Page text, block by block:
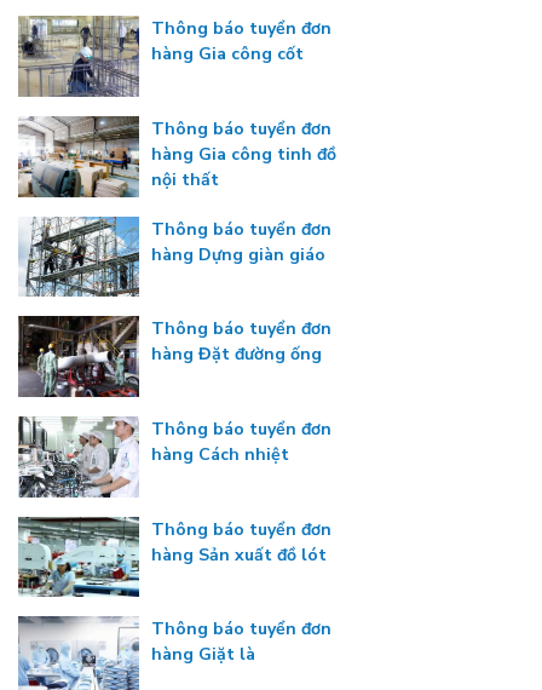
Thông báo tuyển đơn
hàng Gia công cốt
Thông báo tuyển đơn
hàng Gia công tinh đồ
nội thất
Thông báo tuyển đơn
hàng Dựng giàn giáo
Thông báo tuyển đơn
hàng Đặt đường ống
Thông báo tuyển đơn
hàng Cách nhiệt
Thông báo tuyển đơn
hàng Sản xuất đồ lót
Thông báo tuyển đơn
hàng Giặt là